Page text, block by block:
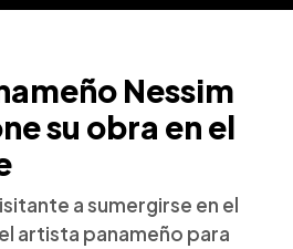
Nessim
su obra en el
a sumergirse en el
artista panameño para